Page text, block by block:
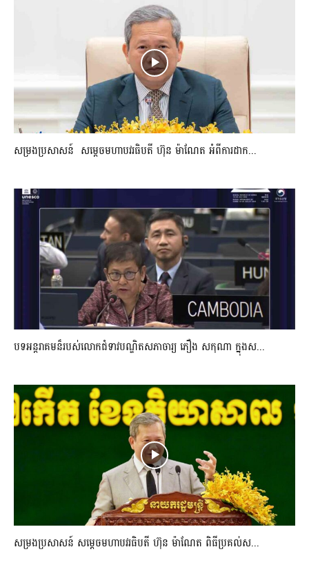
សម្រងប្រសាសន៍ សម្ដេចមហាបវរធិបតី ហ៊ុន ម៉ាណែត អំពីការដាក...
បទអន្តរាគមន៏របស់លោកជំទាវបណ្ឌិតសភាចារ្យ ភឿង សកុណា ក្នុងស...
សម្រងប្រសាសន៍ សម្ដេចមហាបវរធិបតី ហ៊ុន ម៉ាណែត ពិធីប្រគល់ស...